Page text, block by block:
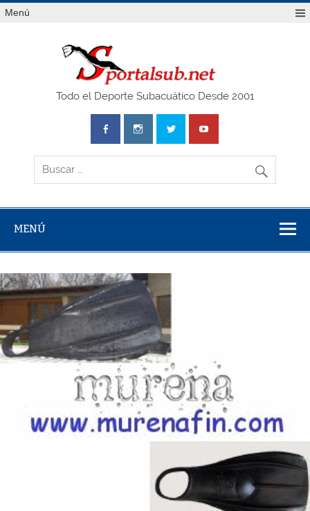
Saltar
alMenú
Todo el Deporte Subacuático Desde 2001
MENÚ